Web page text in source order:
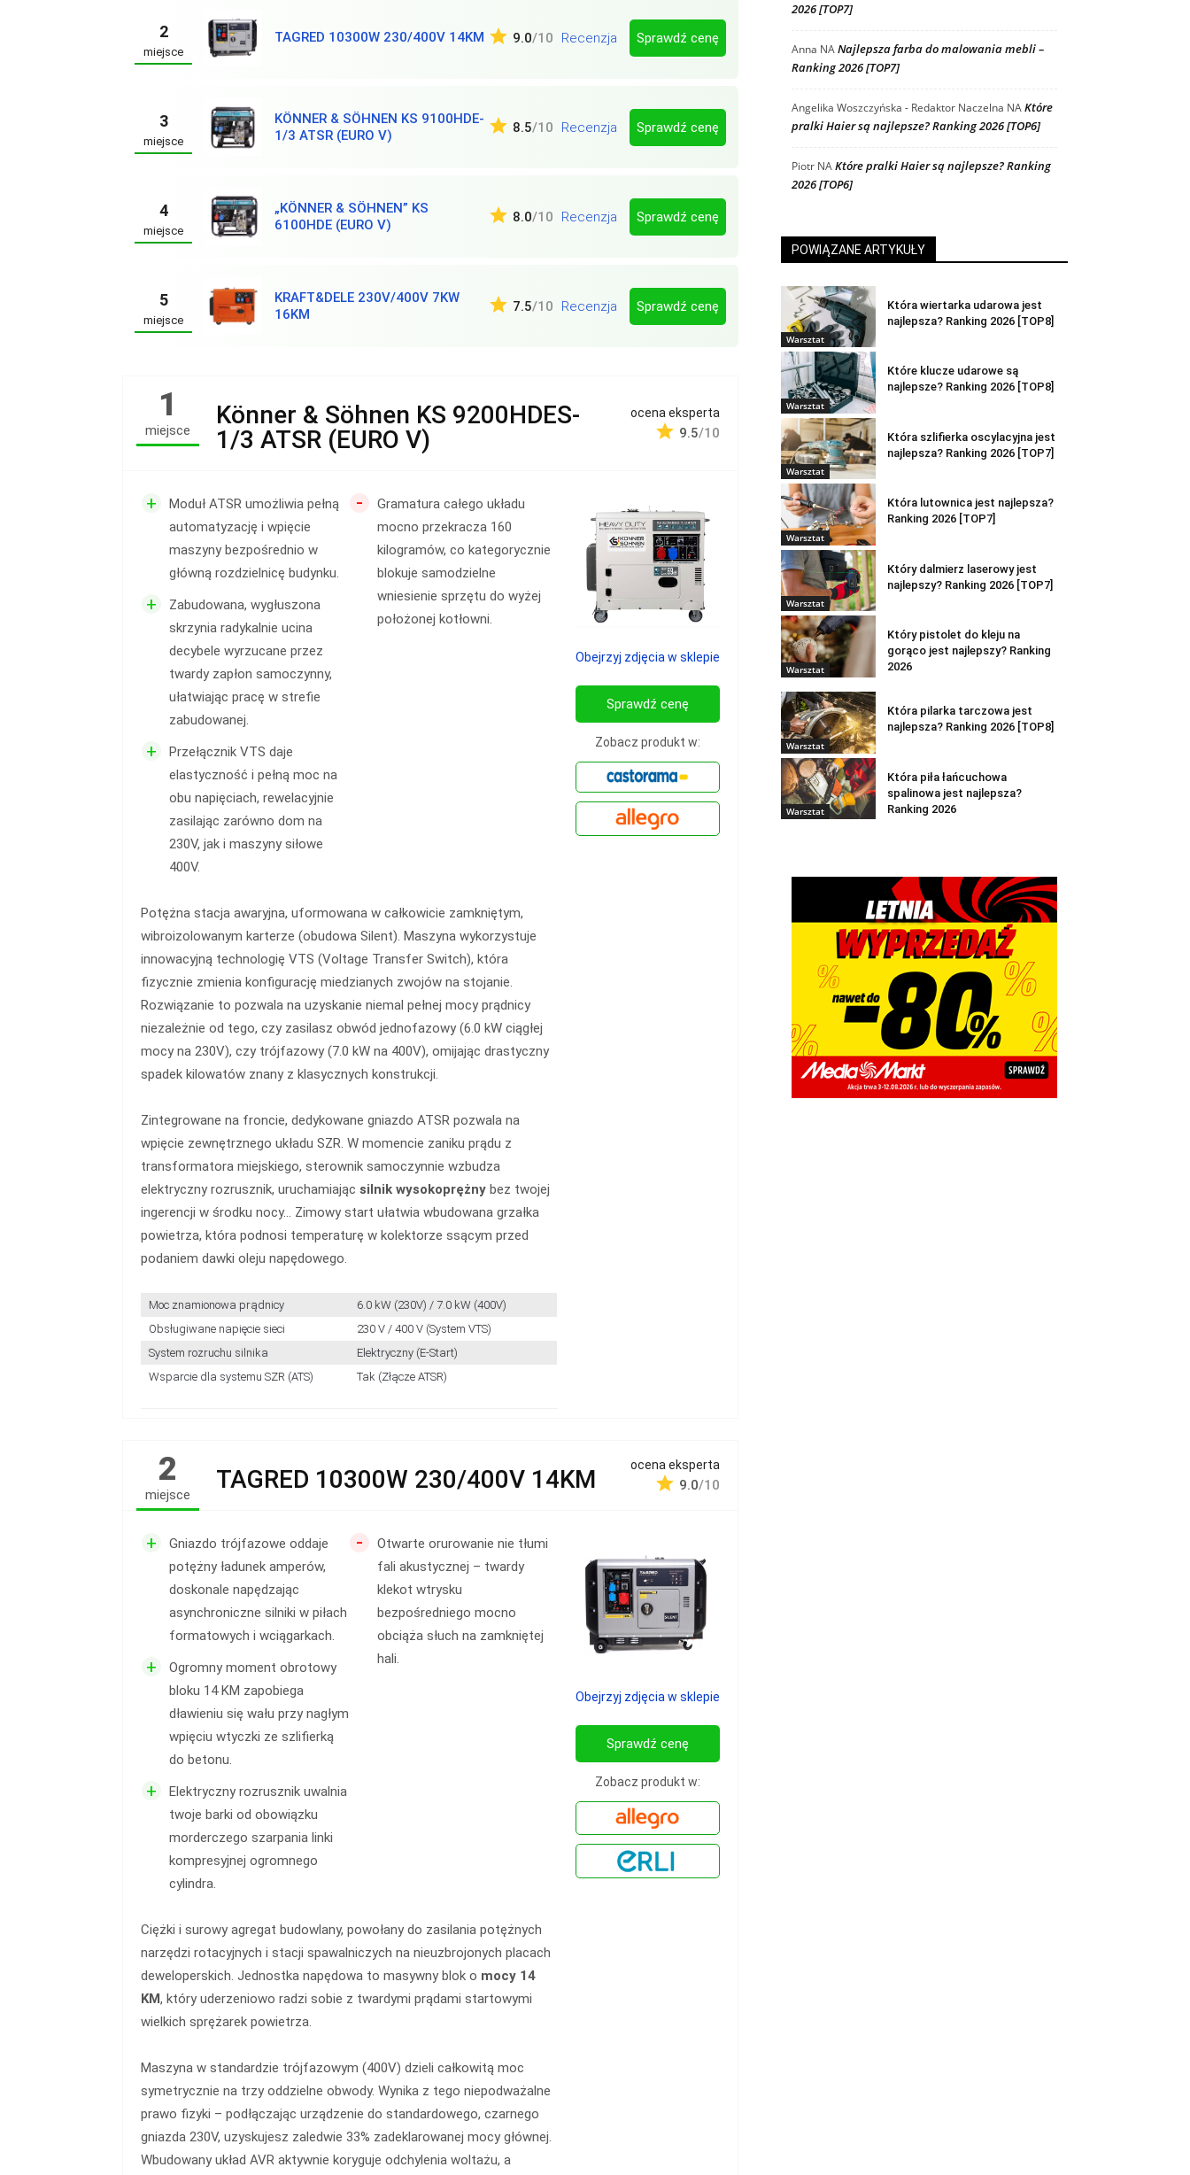
2
miejsce
TAGRED 10300W 230/400V 14KM 9.0/10 Recenzja Sprawdź cenę
3
miejsce
KÖNNER & SÖHNEN KS 9100HDE-
1/3 ATSR (EURO V)
8.5/10 Recenzja Sprawdź cenę
4
miejsce
„KÖNNER & SÖHNEN” KS
6100HDE (EURO V)
8.0/10 Recenzja Sprawdź cenę
5
miejsce
KRAFT&DELE 230V/400V 7KW
16KM
7.5/10 Recenzja Sprawdź cenę
1
miejsce
Könner & Söhnen KS 9200HDES-
1/3 ATSR (EURO V)
ocena eksperta
9.5/10
+
Moduł ATSR umożliwia pełną
automatyzację i wpięcie
maszyny bezpośrednio w
główną rozdzielnicę budynku.
+
Zabudowana, wygłuszona
skrzynia radykalnie ucina
decybele wyrzucane przez
twardy zapłon samoczynny,
ułatwiając pracę w strefie
zabudowanej.
+
Przełącznik VTS daje
elastyczność i pełną moc na
obu napięciach, rewelacyjnie
zasilając zarówno dom na
230V, jak i maszyny siłowe
400V.
-
Gramatura całego układu
mocno przekracza 160
kilogramów, co kategorycznie
blokuje samodzielne
wniesienie sprzętu do wyżej
położonej kotłowni.
Potężna stacja awaryjna, uformowana w całkowicie zamkniętym,
wibroizolowanym karterze (obudowa Silent). Maszyna wykorzystuje
innowacyjną technologię VTS (Voltage Transfer Switch), która
fizycznie zmienia konfigurację miedzianych zwojów na stojanie.
Rozwiązanie to pozwala na uzyskanie niemal pełnej mocy prądnicy
niezależnie od tego, czy zasilasz obwód jednofazowy (6.0 kW ciągłej
mocy na 230V), czy trójfazowy (7.0 kW na 400V), omijając drastyczny
spadek kilowatów znany z klasycznych konstrukcji.
Zintegrowane na froncie, dedykowane gniazdo ATSR pozwala na
wpięcie zewnętrznego układu SZR. W momencie zaniku prądu z
transformatora miejskiego, sterownik samoczynnie wzbudza
elektryczny rozrusznik, uruchamiając silnik wysokoprężny bez twojej
ingerencji w środku nocy... Zimowy start ułatwia wbudowana grzałka
powietrza, która podnosi temperaturę w kolektorze ssącym przed
podaniem dawki oleju napędowego.
Moc znamionowa prądnicy
6.0 kW (230V) / 7.0 kW (400V)
Obsługiwane napięcie sieci
230 V / 400 V (System VTS)
System rozruchu silnika
Elektryczny (E-Start)
Wsparcie dla systemu SZR (ATS)
Tak (Złącze ATSR)
Obejrzyj zdjęcia w sklepie
Sprawdź cenę
Zobacz produkt w:
2
miejsce
TAGRED 10300W 230/400V 14KM ocena eksperta
9.0/10
+
Gniazdo trójfazowe oddaje
potężny ładunek amperów,
doskonale napędzając
asynchroniczne silniki w piłach
formatowych i wciągarkach.
+
Ogromny moment obrotowy
bloku 14 KM zapobiega
dławieniu się wału przy nagłym
wpięciu wtyczki ze szlifierką
do betonu.
+
Elektryczny rozrusznik uwalnia
twoje barki od obowiązku
morderczego szarpania linki
kompresyjnej ogromnego
cylindra.
-
Otwarte orurowanie nie tłumi
fali akustycznej – twardy
klekot wtrysku
bezpośredniego mocno
obciąża słuch na zamkniętej
hali.
Ciężki i surowy agregat budowlany, powołany do zasilania potężnych
narzędzi rotacyjnych i stacji spawalniczych na nieuzbrojonych placach
deweloperskich. Jednostka napędowa to masywny blok o mocy 14
KM, który uderzeniowo radzi sobie z twardymi prądami startowymi
wielkich sprężarek powietrza.
Maszyna w standardzie trójfazowym (400V) dzieli całkowitą moc
symetrycznie na trzy oddzielne obwody. Wynika z tego niepodważalne
prawo fizyki – podłączając urządzenie do standardowego, czarnego
gniazda 230V, uzyskujesz zaledwie 33% zadeklarowanej mocy głównej.
Wbudowany układ AVR aktywnie koryguje odchylenia woltażu, a
Obejrzyj zdjęcia w sklepie
Sprawdź cenę
Zobacz produkt w:
2026 [TOP7]
Anna NANajlepsza farba do malowania mebli –
Ranking 2026 [TOP7]
Angelika Woszczyńska - Redaktor Naczelna NAKtóre
pralki Haier są najlepsze? Ranking 2026 [TOP6]
Piotr NAKtóre pralki Haier są najlepsze? Ranking
2026 [TOP6]
POWIĄZANE ARTYKUŁY
Warsztat
Która wiertarka udarowa jest
najlepsza? Ranking 2026 [TOP8]
Warsztat
Które klucze udarowe są
najlepsze? Ranking 2026 [TOP8]
Warsztat
Która szlifierka oscylacyjna jest
najlepsza? Ranking 2026 [TOP7]
Warsztat
Która lutownica jest najlepsza?
Ranking 2026 [TOP7]
Warsztat
Który dalmierz laserowy jest
najlepszy? Ranking 2026 [TOP7]
Warsztat
Który pistolet do kleju na
gorąco jest najlepszy? Ranking
2026
Warsztat
Która pilarka tarczowa jest
najlepsza? Ranking 2026 [TOP8]
Warsztat
Która piła łańcuchowa
spalinowa jest najlepsza?
Ranking 2026